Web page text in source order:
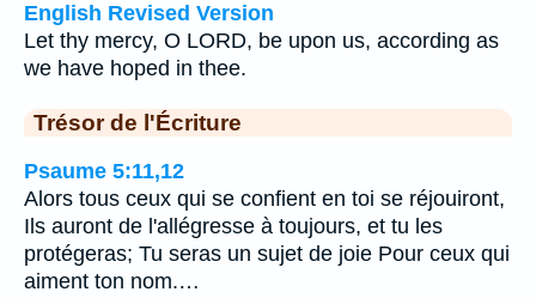
English Revised Version
Let thy mercy, O LORD, be upon us, according as
we have hoped in thee.
Trésor de l'Écriture
Psaume 5:11,12
Alors tous ceux qui se confient en toi se réjouiront,
Ils auront de l'allégresse à toujours, et tu les
protégeras; Tu seras un sujet de joie Pour ceux qui
aiment ton nom.…